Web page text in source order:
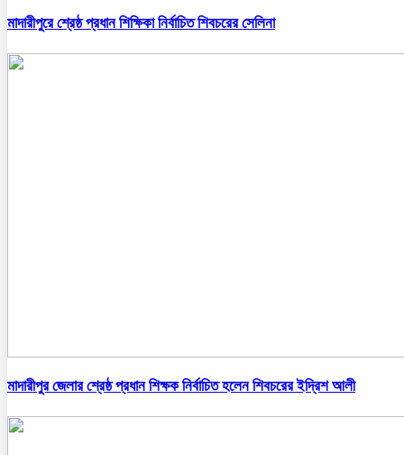
মাদারীপুরে শ্রেষ্ঠ প্রধান শিক্ষিকা নির্বাচিত শিবচরের সেলিনা
মাদারীপুর জেলার শ্রেষ্ঠ প্রধান শিক্ষক নির্বাচিত হলেন শিবচরের ইদ্রিশ আলী